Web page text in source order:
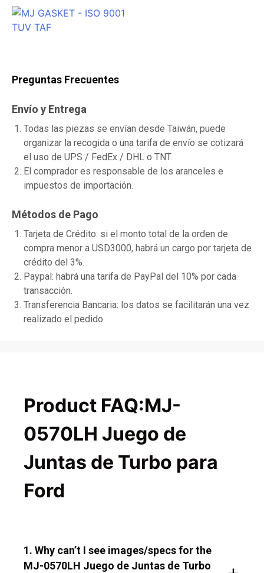
Preguntas Frecuentes
Envío y Entrega
Todas las piezas se envían desde Taiwán, puede
organizar la recogida o una tarifa de envío se cotizará
el uso de UPS / FedEx / DHL o TNT.
El comprador es responsable de los aranceles e
impuestos de importación.
Métodos de Pago
Tarjeta de Crédito: si el monto total de la orden de
compra menor a USD3000, habrá un cargo por tarjeta de
crédito del 3%.
Paypal: habrá una tarifa de PayPal del 10% por cada
transacción.
Transferencia Bancaria: los datos se facilitarán una vez
realizado el pedido.
Product FAQ:MJ-
0570LH Juego de
Juntas de Turbo para
Ford
1. Why can’t I see images/specs for the
MJ-0570LH Juego de Juntas de Turbo